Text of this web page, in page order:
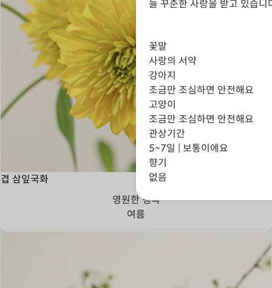
겹 삼잎국화
영원한 행복
여름
늘 꾸준한 사랑을 받고 있습니
꽃말
사랑의 서약
강아지
조금만 조심하면 안전해요
고양이
조금만 조심하면 안전해요
관상기간
5~7일 | 보통이에요
향기
없음